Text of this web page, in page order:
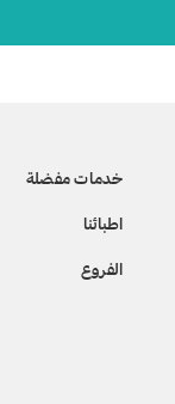
خدمات مفضلة
اطبائنا
الفروع